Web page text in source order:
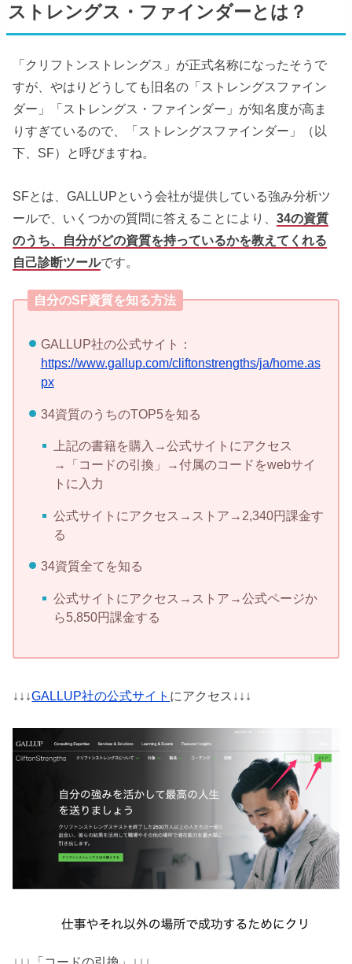
ストレングス・ファインダーとは？
「クリフトンストレングス」が正式名称になったそうで
すが、やはりどうしても旧名の「ストレングスファイン
ダー」「ストレングス・ファインダー」が知名度が高ま
りすぎているので、「ストレングスファインダー」（以
下、SF）と呼びますね。
SFとは、GALLUPという会社が提供している強み分析ツ
ールで、いくつかの質問に答えることにより、34の資質
のうち、自分がどの資質を持っているかを教えてくれる
自己診断ツールです。
自分のSF資質を知る方法
GALLUP社の公式サイト：
https://www.gallup.com/cliftonstrengths/ja/home.as
px
34資質のうちのTOP5を知る
上記の書籍を購入→公式サイトにアクセス
→「コードの引換」→付属のコードをwebサイ
トに入力
公式サイトにアクセス→ストア→2,340円課金す
る
34資質全てを知る
公式サイトにアクセス→ストア→公式ページか
ら5,850円課金する
↓↓↓GALLUP社の公式サイト にアクセス↓↓↓